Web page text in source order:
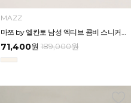
MAZZ
71,400원 189,000원